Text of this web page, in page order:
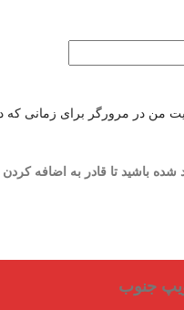
من در مرورگر برای زمانی که
باشید تا قادر به اضافه
جنوب